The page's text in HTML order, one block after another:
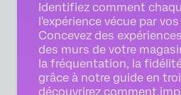
Identifiez comment
l'expérience vécue par
Concevez des
des murs de votre
la fréquentation, la
grâce à notre guide en
découvrirez comment